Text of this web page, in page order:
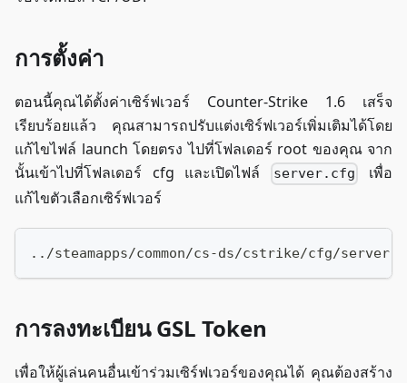
การตั้งค่า
ตอนนี้คุณได้ตั้งค่าเซิร์ฟเวอร์ Counter-Strike 1.6 เสร็จ
เรียบร้อยแล้ว คุณสามารถปรับแต่งเซิร์ฟเวอร์เพิ่มเติมได้โดย
แก้ไขไฟล์ launch โดยตรง ไปที่โฟลเดอร์ root ของคุณ จาก
นั้นเข้าไปที่โฟลเดอร์ cfg และเปิดไฟล์
server.cfg
เพื่อ
แก้ไขตัวเลือกเซิร์ฟเวอร์
../steamapps/common/cs-ds/cstrike/cfg/
การลงทะเบียน GSL Token
เพื่อให้ผู้เล่นคนอื่นเข้าร่วมเซิร์ฟเวอร์ของคุณได้ คุณต้องสร้าง